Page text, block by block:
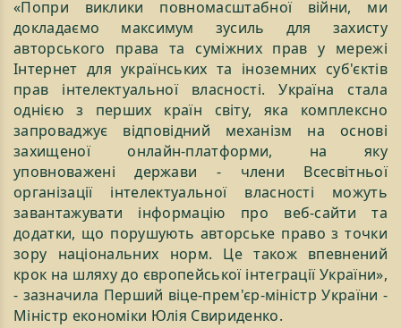
«Попри виклики повномасштабної війни, ми
докладаємо максимум зусиль для захисту
авторського права та суміжних прав у мережі
Інтернет для українських та іноземних суб'єктів
прав інтелектуальної власності. Україна стала
однією з перших країн світу, яка комплексно
запроваджує відповідний механізм на основі
захищеної онлайн-платформи, на яку
уповноважені держави - члени Всесвітньої
організації інтелектуальної власності можуть
завантажувати інформацію про веб-сайти та
додатки, що порушують авторське право з точки
зору національних норм. Це також впевнений
крок на шляху до європейської інтеграції України»,
- зазначила Перший віце-прем'єр-міністр України -
Міністр економіки Юлія Свириденко.